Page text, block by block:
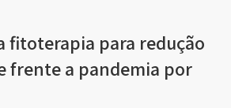
fitoterapia para redução
frente a pandemia por